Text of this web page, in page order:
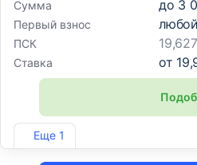
Еще 1
Сумма
до 3
Первый взнос любой
ПСК
Ставка от
Лиц. №254